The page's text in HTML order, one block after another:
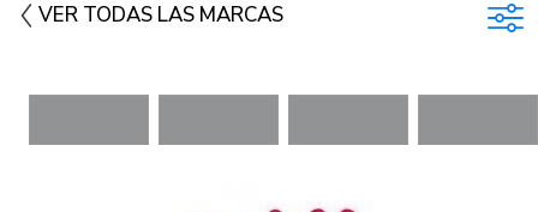
VER TODAS LAS MARCAS